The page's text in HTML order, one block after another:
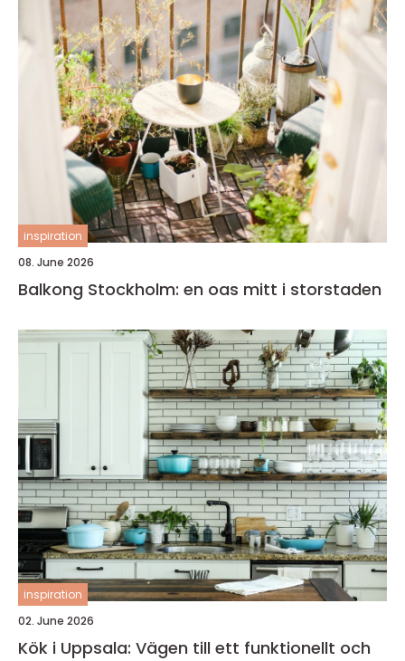
inspiration
08. June 2026
Balkong Stockholm: en oas mitt i storstaden
inspiration
02. June 2026
Kök i Uppsala: Vägen till ett funktionellt och